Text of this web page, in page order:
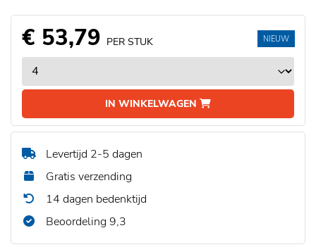
€ 53,79 PER STUK
IN WINKELWAGEN
NIEUW
Levertijd 2-5 dagen
Gratis verzending
14 dagen bedenktijd
Beoordeling 9,3